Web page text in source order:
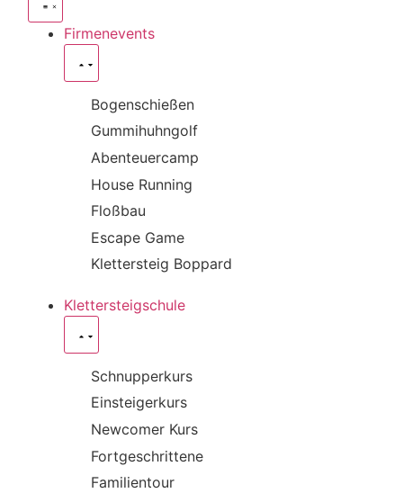
Firmenevents
Bogenschießen
Gummihuhngolf
Abenteuercamp
House Running
Floßbau
Escape Game
Klettersteig Boppard
Klettersteigschule
Schnupperkurs
Einsteigerkurs
Newcomer Kurs
Fortgeschrittene
Familientour